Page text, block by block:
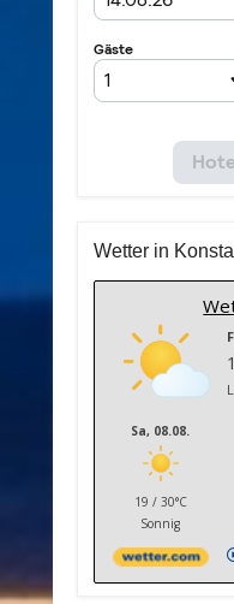
Wetter in
Sa, 08.08.
19 / 30°C
Sonnig